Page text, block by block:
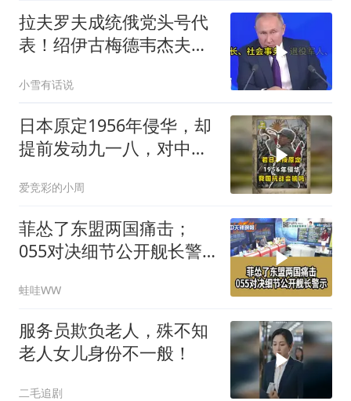
拉夫罗夫成统俄党头号代
表！绍伊古梅德韦杰夫双
懂了吗
小雪有话说
日本原定1956年侵华，却
提前发动九一八，对中国
爱竞彩的小周
菲怂了东盟两国痛击；
055对决细节公开舰长警
冰｜辣晚报20260805
蛙哇WW
服务员欺负老人，殊不知
老人女儿身份不一般！
二毛追剧